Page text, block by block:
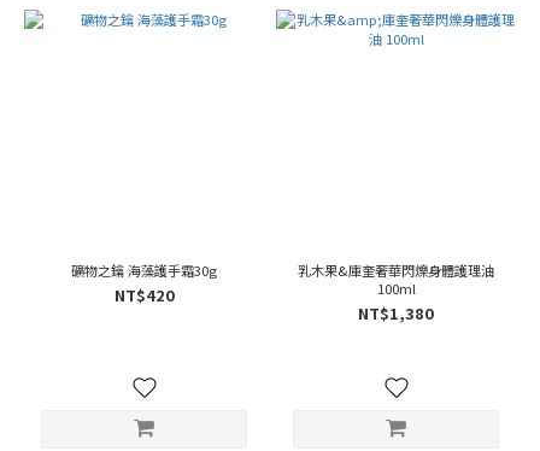
礦物之鑰 海藻護手霜30g
NT$420
乳木果&庫奎奢華閃爍身體護理油
100ml
NT$1,380